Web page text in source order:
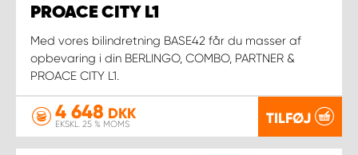
PROACE CITY L1
Med vores bilindretning BASE42 får du masser af
opbevaring i din BERLINGO, COMBO, PARTNER &
PROACE CITY L1.
4 648 DKK
EKSKL. 25 % MOMS TILFØJ